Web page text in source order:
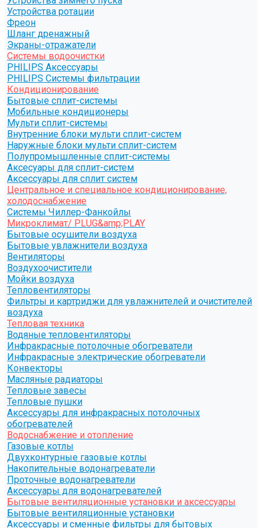
Устройства ротации
Фреон
Шланг дренажный
Экраны-отражатели
Системы водоочистки
PHILIPS Аксессуары
PHILIPS Системы фильтрации
Кондиционирование
Бытовые сплит-системы
Мобильные кондиционеры
Мульти сплит-системы
Внутренние блоки мульти сплит-систем
Наружные блоки мульти сплит-систем
Полупромышленные сплит-системы
Аксесуары для сплит-систем
Аксессуары для сплит систем
Центральное и специальное кондиционирование,
холодоснабжение
Системы Чиллер-Фанкойлы
Микроклимат/ PLUG&amp;PLAY
Бытовые осушители воздуха
Бытовые увлажнители воздуха
Вентиляторы
Воздухоочистители
Мойки воздуха
Тепловентиляторы
Фильтры и картриджи для увлажнителей и очистителей
воздуха
Тепловая техника
Водяные тепловентиляторы
Инфракрасные потолочные обогреватели
Инфракрасные электрические обогреватели
Конвекторы
Масляные радиаторы
Тепловые завесы
Тепловые пушки
Аксессуары для инфракрасных потолочных
обогревателей
Водоснабжение и отопление
Газовые котлы
Двухконтурные газовые котлы
Накопительные водонагреватели
Проточные водонагреватели
Аксессуары для водонагревателей
Бытовые вентиляционные установки и аксессуары
Бытовые вентиляционные установки
Аксессуары и сменные фильтры для бытовых